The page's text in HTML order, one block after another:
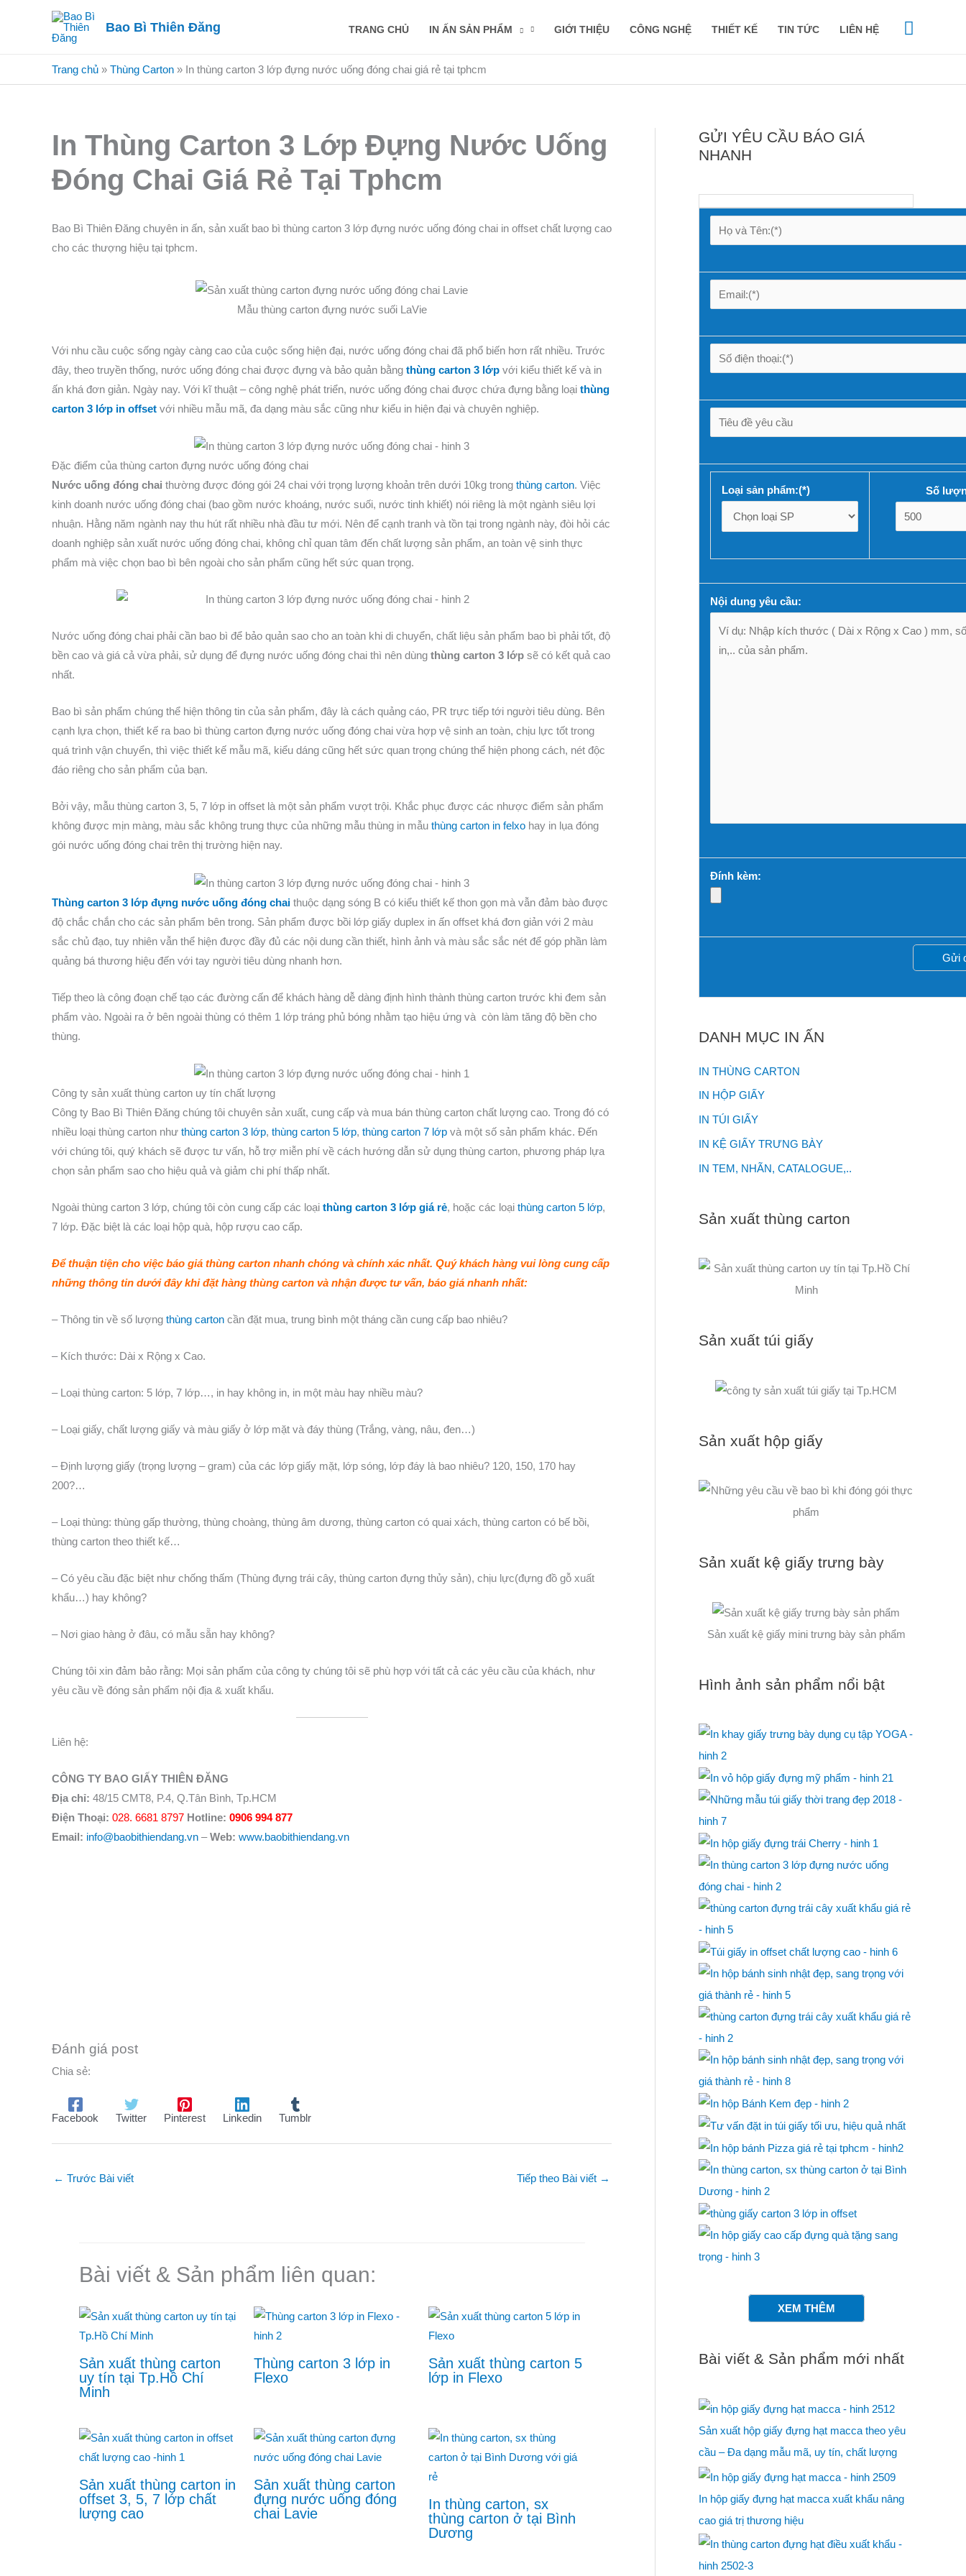
Bao Bì Thiên Đăng TRANG CHỦ IN ẤN SẢN PHẨM GIỚI THIỆU CÔNG NGHỆ THIẾT KẾ TIN TỨC LIÊN HỆ
Tìm
Trang chủ » Thùng Carton » In thùng carton 3 lớp đựng nước uống đóng chai giá rẻ tại tphcm
In Thùng Carton 3 Lớp Đựng Nước Uống
Đóng Chai Giá Rẻ Tại Tphcm
Bao Bì Thiên Đăng chuyên in ấn, sản xuất bao bì thùng carton 3 lớp đựng nước uống đóng chai in offset chất lượng cao
cho các thượng hiệu tại tphcm.
Mẫu thùng carton đựng nước suối LaVie
Với nhu cầu cuộc sống ngày càng cao của cuộc sống hiện đại, nước uống đóng chai đã phổ biến hơn rất nhiều. Trước
đây, theo truyền thống, nước uống đóng chai được đựng và bảo quản bằng thùng carton 3 lớp với kiểu thiết kế và in
ấn khá đơn giản. Ngày nay. Với kĩ thuật – công nghệ phát triển, nước uống đóng chai được chứa đựng bằng loại thùng
carton 3 lớp in offset với nhiều mẫu mã, đa dạng màu sắc cũng như kiểu in hiện đại và chuyên nghiệp.
Đặc điểm của thùng carton đựng nước uống đóng chai
Nước uống đóng chai thường được đóng gói 24 chai với trọng lượng khoản trên dưới 10kg trong thùng carton. Việc
kinh doanh nước uống đóng chai (bao gồm nước khoáng, nước suối, nước tinh khiết) nói riêng là một ngành siêu lợi
nhuận. Hằng năm ngành nay thu hút rất nhiều nhà đầu tư mới. Nên để cạnh tranh và tồn tại trong ngành này, đòi hỏi các
doanh nghiệp sản xuất nước uống đóng chai, không chỉ quan tâm đến chất lượng sản phẩm, an toàn vệ sinh thực
phẩm mà việc chọn bao bì bên ngoài cho sản phẩm cũng hết sức quan trọng.
Nước uống đóng chai phải cần bao bì để bảo quản sao cho an toàn khi di chuyển, chất liệu sản phẩm bao bì phải tốt, độ
bền cao và giá cả vừa phải, sử dụng để đựng nước uống đóng chai thì nên dùng thùng carton 3 lớp sẽ có kết quả cao
nhất.
Bao bì sản phẩm chúng thể hiện thông tin của sản phẩm, đây là cách quảng cáo, PR trực tiếp tới người tiêu dùng. Bên
cạnh lựa chọn, thiết kế ra bao bì thùng carton đựng nước uống đóng chai vừa hợp vệ sinh an toàn, chịu lực tốt trong
quá trình vận chuyển, thì việc thiết kế mẫu mã, kiểu dáng cũng hết sức quan trọng chúng thể hiện phong cách, nét độc
đáo riêng cho sản phẩm của bạn.
Bởi vậy, mẫu thùng carton 3, 5, 7 lớp in offset là một sản phẩm vượt trội. Khắc phục được các nhược điểm sản phẩm
không được mịn màng, màu sắc không trung thực của những mẫu thùng in mẫu thùng carton in felxo hay in lụa đóng
gói nước uống đóng chai trên thị trường hiện nay.
Thùng carton 3 lớp đựng nước uống đóng chai thuộc dạng sóng B có kiểu thiết kế thon gọn mà vẫn đảm bào được
độ chắc chắn cho các sản phẩm bên trong. Sản phẩm được bồi lớp giấy duplex in ấn offset khá đơn giản với 2 màu
sắc chủ đạo, tuy nhiên vẫn thể hiện được đầy đủ các nội dung cần thiết, hình ảnh và màu sắc sắc nét để góp phần làm
quảng bá thương hiệu đến với tay người tiêu dùng nhanh hơn.
Tiếp theo là công đoạn chế tạo các đường cấn để khách hàng dễ dàng định hình thành thùng carton trước khi đem sản
phẩm vào. Ngoài ra ở bên ngoài thùng có thêm 1 lớp tráng phủ bóng nhằm tạo hiệu ứng và còn làm tăng độ bền cho
thùng.
Công ty sản xuất thùng carton uy tín chất lượng
Công ty Bao Bì Thiên Đăng chúng tôi chuyên sản xuất, cung cấp và mua bán thùng carton chất lượng cao. Trong đó có
nhiều loại thùng carton như thùng carton 3 lớp, thùng carton 5 lớp, thùng carton 7 lớp và một số sản phẩm khác. Đến
với chúng tôi, quý khách sẽ được tư vấn, hỗ trợ miễn phí về cách hướng dẫn sử dụng thùng carton, phương pháp lựa
chọn sản phẩm sao cho hiệu quả và giảm chi phí thấp nhất.
Ngoài thùng carton 3 lớp, chúng tôi còn cung cấp các loại thùng carton 3 lớp giá rẻ, hoặc các loại thùng carton 5 lớp,
7 lớp. Đặc biệt là các loại hộp quà, hộp rượu cao cấp.
Để thuận tiện cho việc báo giá thùng carton nhanh chóng và chính xác nhất. Quý khách hàng vui lòng cung cấp
những thông tin dưới đây khi đặt hàng thùng carton và nhận được tư vấn, báo giá nhanh nhất:
– Thông tin về số lượng thùng carton cần đặt mua, trung bình một tháng cần cung cấp bao nhiêu?
– Kích thước: Dài x Rộng x Cao.
– Loại thùng carton: 5 lớp, 7 lớp…, in hay không in, in một màu hay nhiều màu?
– Loại giấy, chất lượng giấy và màu giấy ở lớp mặt và đáy thùng (Trắng, vàng, nâu, đen…)
– Định lượng giấy (trọng lượng – gram) của các lớp giấy mặt, lớp sóng, lớp đáy là bao nhiêu? 120, 150, 170 hay
200?…
– Loại thùng: thùng gấp thường, thùng choàng, thùng âm dương, thùng carton có quai xách, thùng carton có bế bồi,
thùng carton theo thiết kế…
– Có yêu cầu đặc biệt như chống thấm (Thùng đựng trái cây, thùng carton đựng thủy sản), chịu lực(đựng đồ gỗ xuất
khẩu…) hay không?
– Nơi giao hàng ở đâu, có mẫu sẵn hay không?
Chúng tôi xin đảm bảo rằng: Mọi sản phẩm của công ty chúng tôi sẽ phù hợp với tất cả các yêu cầu của khách, như
yêu cầu về đóng sản phẩm nội địa & xuất khẩu.
Liên hệ:
CÔNG TY BAO GIẤY THIÊN ĐĂNG
Địa chỉ: 48/15 CMT8, P.4, Q.Tân Bình, Tp.HCM
Điện Thoại: 028. 6681 8797 Hotline: 0906 994 877
Email: info@baobithiendang.vn –Web: www.baobithiendang.vn
Đánh giá post
Chia sẻ:
Facebook Twitter Pinterest Linkedin Tumblr
← Trước Bài viết Tiếp theo Bài viết →
Bài viết & Sản phẩm liên quan:
Sản xuất thùng carton
uy tín tại Tp.Hồ Chí
Minh
Thùng carton 3 lớp in
Flexo
Sản xuất thùng carton 5
lớp in Flexo
Sản xuất thùng carton in
offset 3, 5, 7 lớp chất
lượng cao
Sản xuất thùng carton
đựng nước uống đóng
chai Lavie
In thùng carton, sx
thùng carton ở tại Bình
Dương
GỬI YÊU CẦU BÁO GIÁ
NHANH
Loại sản phẩm:(*) Số
Nội dung yêu cầu:
Đính kèm:
DANH MỤC IN ẤN
IN THÙNG CARTON
IN HỘP GIẤY
IN TÚI GIẤY
IN KỆ GIẤY TRƯNG BÀY
IN TEM, NHÃN, CATALOGUE,..
Sản xuất thùng carton
Sản xuất túi giấy
Sản xuất hộp giấy
Sản xuất kệ giấy trưng bày
Sản xuất kệ giấy mini trưng bày sản phẩm
Hình ảnh sản phẩm nổi bật
XEM THÊM
Bài viết & Sản phẩm mới nhất
Sản xuất hộp giấy đựng hạt macca theo yêu
cầu – Đa dạng mẫu mã, uy tín, chất lượng
In hộp giấy đựng hạt macca xuất khẩu nâng
cao giá trị thương hiệu